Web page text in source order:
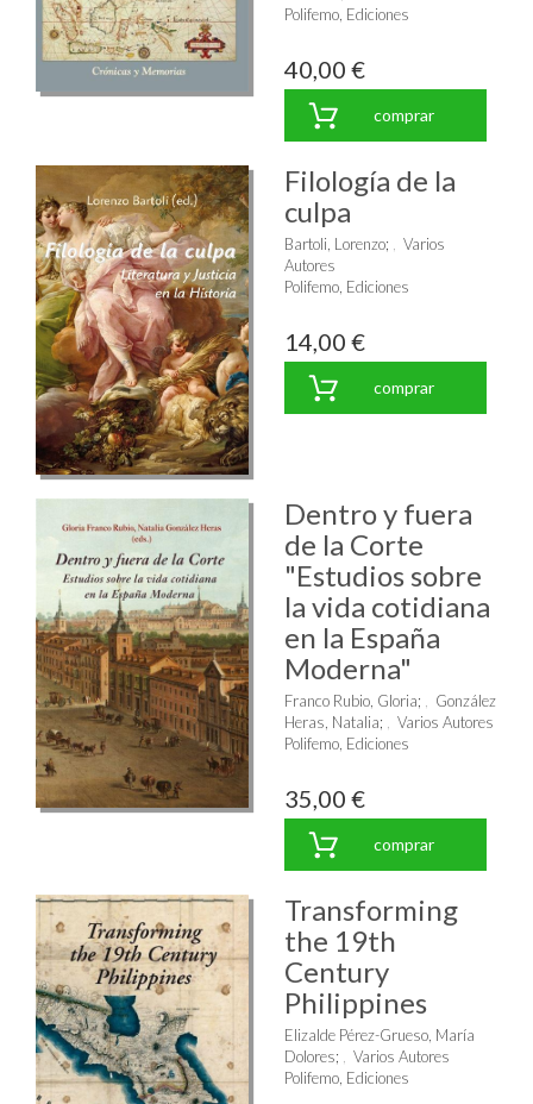
Polifemo, Ediciones
40,00 €
comprar
Filología de la
culpa
Bartoli, Lorenzo;
Varios
Autores
Polifemo, Ediciones
14,00 €
comprar
Dentro y fuera
de la Corte
"Estudios sobre
la vida cotidiana
en la España
Moderna"
Franco Rubio, Gloria;
González
Heras, Natalia;
Varios Autores
Polifemo, Ediciones
35,00 €
comprar
Transforming
the 19th
Century
Philippines
Elizalde Pérez-Grueso, María
Dolores;
Varios Autores
Polifemo, Ediciones